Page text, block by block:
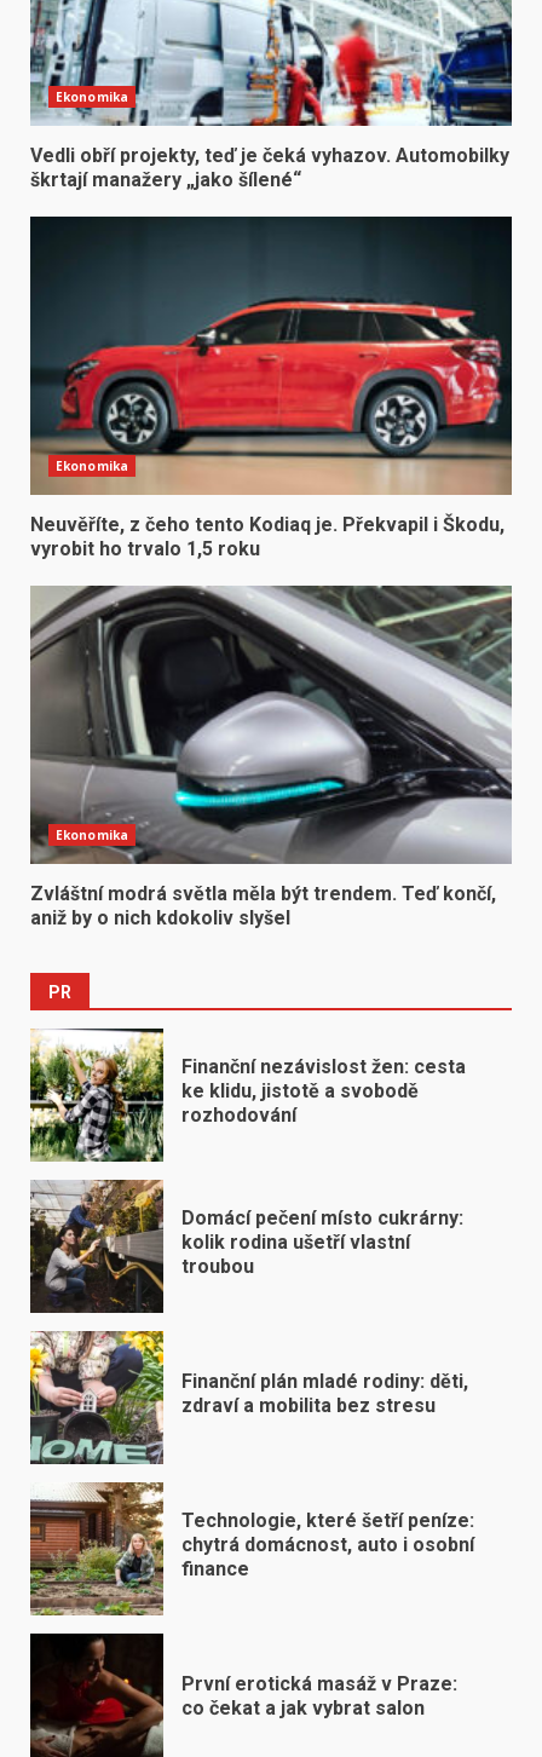
Ekonomika
Vedli obří projekty, teď je čeká vyhazov. Automobilky
škrtají manažery „jako šílené“
Ekonomika
Neuvěříte, z čeho tento Kodiaq je. Překvapil i Škodu,
vyrobit ho trvalo 1,5 roku
Ekonomika
Zvláštní modrá světla měla být trendem. Teď končí,
aniž by o nich kdokoliv slyšel
PR
Finanční nezávislost žen: cesta
ke klidu, jistotě a svobodě
rozhodování
Domácí pečení místo cukrárny:
kolik rodina ušetří vlastní
troubou
Finanční plán mladé rodiny: děti,
zdraví a mobilita bez stresu
Technologie, které šetří peníze:
chytrá domácnost, auto i osobní
finance
První erotická masáž v Praze:
co čekat a jak vybrat salon